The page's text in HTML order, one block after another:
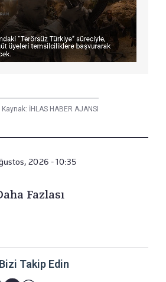
Kaynak: İHLAS HABER AJANSI
2026 - 10:35
Fazlası
Bizi Takip Edin